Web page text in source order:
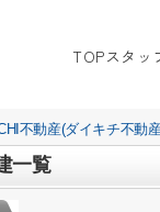
TOPスタッ
不動産(ダイキチ不動
一覧